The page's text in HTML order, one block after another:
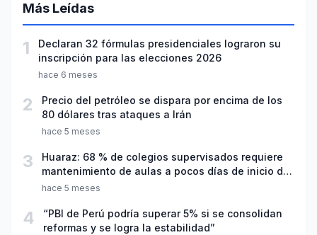
Más Leídas
1
Declaran 32 fórmulas presidenciales lograron su
inscripción para las elecciones 2026
hace 6 meses
2
Precio del petróleo se dispara por encima de los
80 dólares tras ataques a Irán
hace 5 meses
3
Huaraz: 68 % de colegios supervisados requiere
mantenimiento de aulas a pocos días de inicio del
año escolar 2026
hace 5 meses
4
“PBI de Perú podría superar 5% si se consolidan
reformas y se logra la estabilidad”